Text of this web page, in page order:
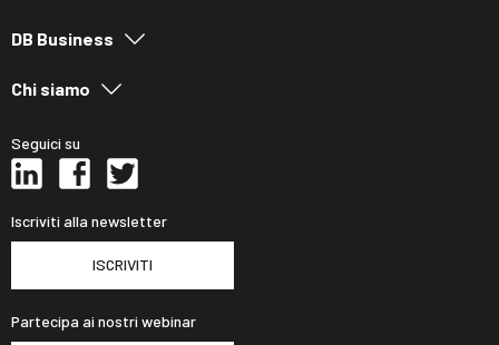
DB Business
Chi siamo
Seguici su
Iscriviti alla newsletter
ISCRIVITI
Partecipa ai nostri webinar